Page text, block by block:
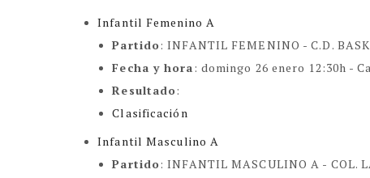
Infantil Femenino A
Partido: INFANTIL FEMENINO -C.D.
Fecha y hora: domingo 26 enero 12:30h -
Resultado:
Clasificación
Infantil Masculino A
Partido: INFANTIL MASCULINO A - COL.